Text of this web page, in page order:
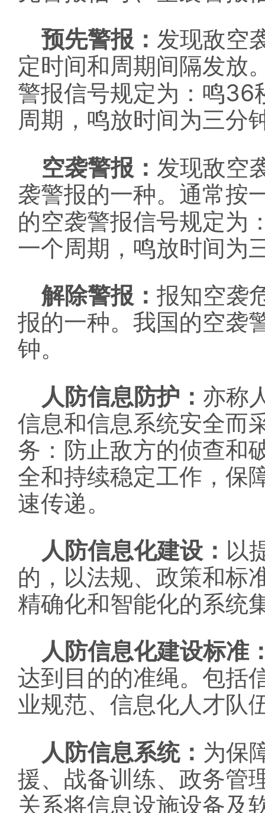
预先警报： 发现敌空
定时间和周期间隔发放
警报信号规定为：鸣36
周期，鸣放时间为三分
空袭警报： 发现敌空
袭警报的一种。通常按
的空袭警报信号规定为
一个周期，鸣放时间为
解除警报： 报知空袭
报的一种。我国的空袭
钟。
人防信息防护： 亦称
信息和信息系统安全而
务：防止敌方的侦查和
全和持续稳定工作，保
速传递。
人防信息化建设： 以
的，以法规、政策和标
精确化和智能化的系统
人防信息化建设标准
达到目的的准绳。包括
业规范、信息化人才队
人防信息系统： 为保
援、战备训练、政务管
关系将信息设施设备及